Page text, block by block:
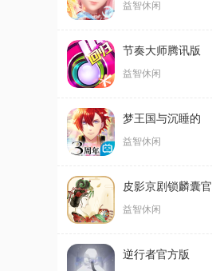
益智休闲
节奏大师腾讯版
益智休闲
梦王国与沉睡的
100王子
益智休闲
皮影京剧锁麟囊官
方版
益智休闲
逆行者官方版